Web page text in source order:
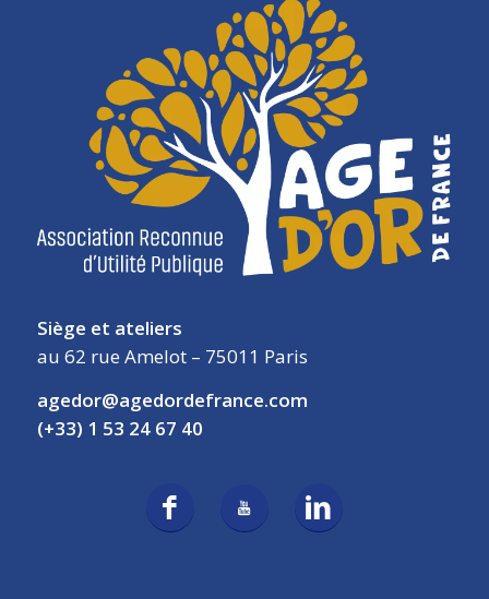
Siège et ateliers
au 62 rue Amelot – 75011 Paris
agedor@agedordefrance.com
(+33) 1 53 24 67 40